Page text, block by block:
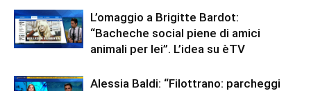
L’omaggio a Brigitte Bardot:
“Bacheche social piene di amici
animali per lei”. L’idea su èTV
Alessia Baldi: “Filottrano: parcheggi